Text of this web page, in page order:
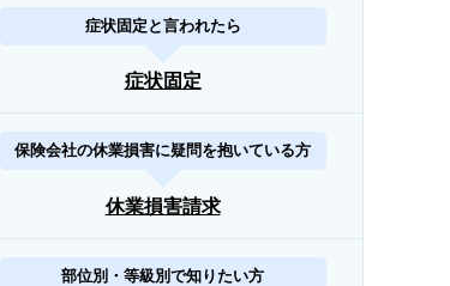
症状固定と言われたら
症状固定
保険会社の休業損害に疑問を抱いている方
休業損害請求
部位別・等級別で知りたい方